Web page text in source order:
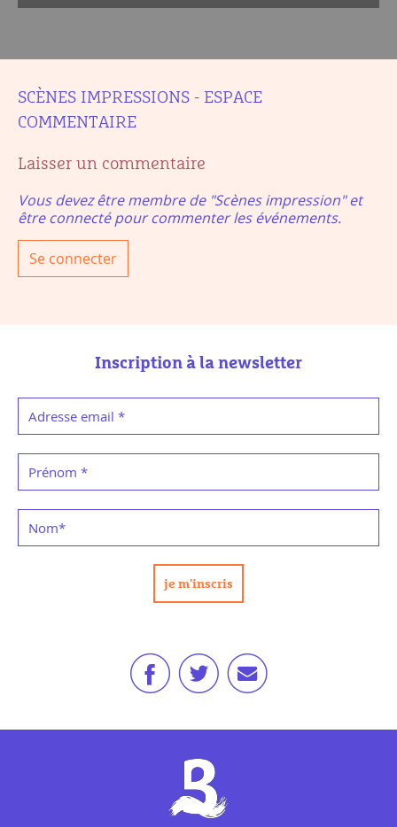
SCÈNES IMPRESSIONS - ESPACE
COMMENTAIRE
Laisser un commentaire
Vous devez être membre de "Scènes impression" et
être connecté pour commenter les événements.
Se connecter
Inscription à la newsletter
Adresse email *
Prénom *
Nom*